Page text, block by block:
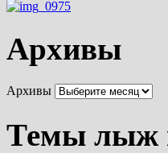
Архивы
Архивы
Темы лыж